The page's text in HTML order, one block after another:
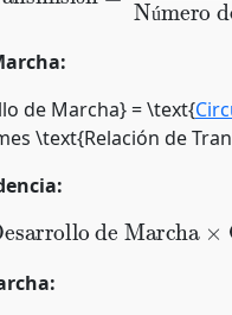
ó
ú
de Marcha} = \text{
\text{Relación de
=
Cadencia× 60÷1000 (